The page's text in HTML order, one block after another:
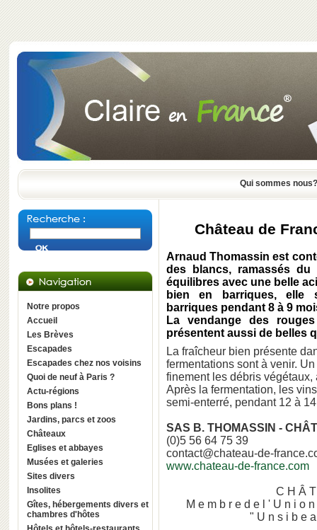
Qui sommes nous?
Notre propos
Accueil
Les Brèves
Escapades
Escapades chez nos voisins
Quoi de neuf à Paris ?
Actu-régions
Bons plans !
Jardins, parcs et zoos
Châteaux
Eglises et abbayes
Musées et galeries
Sites divers
Insolites
Gîtes, hébergements divers et
chambres d'hôtes
Château de
Arnaud Thomassin est
des blancs, ramassés
équilibres avec une belle
bien en barriques, elle
barriques pendant 8 à 9
La vendange des
présentent aussi de belles
La fraîcheur bien présente
fermentations sont à venir.
finement les débris
Après la fermentation, les
semi-enterré, pendant 12 à
SAS B. THOMASSIN -
(0)5 56 64 75 39
contact@chateau-de-
www.chateau-de-france.com
C H Â
M e m b r e d e l ' U n i o
" U n s i b e